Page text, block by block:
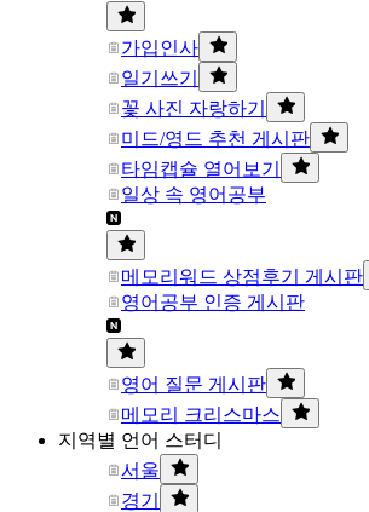
가입인사
일기쓰기
꽃 사진 자랑하기
미드/영드 추천 게시판
타임캡슐 열어보기
일상 속 영어공부
메모리워드 상점후기 게시판
영어공부 인증 게시판
영어 질문 게시판
메모리 크리스마스
지역별 언어 스터디
서울
경기